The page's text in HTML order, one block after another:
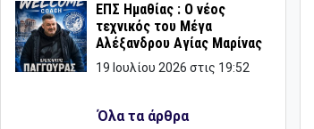
ΕΠΣ Ημαθίας : Ο νέος
τεχνικός του Μέγα
Αλέξανδρου Αγίας Μαρίνας
19 Ιουλίου 2026 στις 19:52
Όλα τα άρθρα